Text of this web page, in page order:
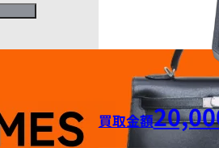
買取金額